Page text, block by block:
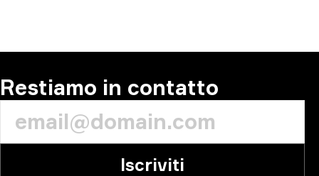
Restiamo in contatto
Iscriviti